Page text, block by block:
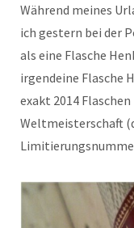
Während meines
ich gestern bei der
als eine Flasche
irgendeine Flasche
exakt 2014
Weltmeisterschaft